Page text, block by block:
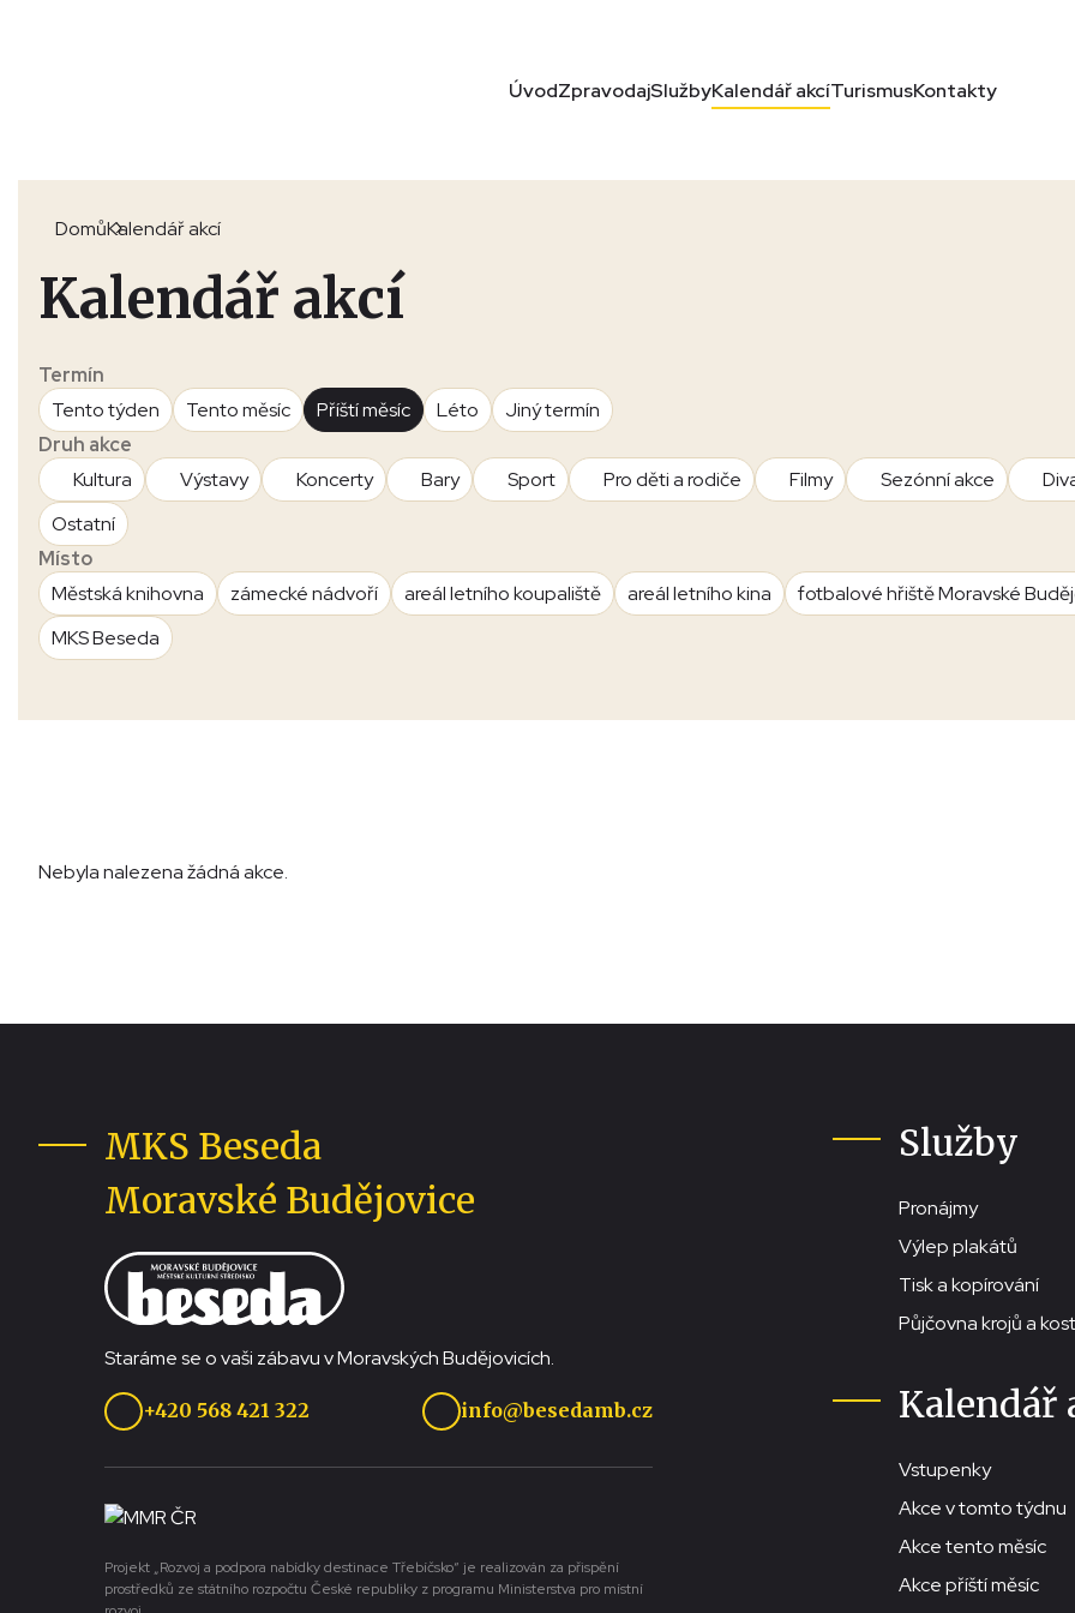
ÚvodZpravodajSlužbyKalendář akcíTurismusKontakty
DomůKalendář akcí
Kalendář akcí
Termín
Tento týden
Tento měsíc Příští měsíc Léto
Jiný termín
Druh akce
Kultura
Výstavy Koncerty Bary Sport Pro děti a rodiče Filmy Sezónní akce
Ostatní
Místo
Městská knihovna
zámecké nádvoří areál letního koupaliště areál letního kina
fotbalové hřiště Moravské
MKS Beseda
Nebyla nalezena žádná akce.
MKS Beseda
Moravské Budějovice
Staráme se o vaši zábavu v Moravských Budějovicích.
+420 568 421 322 info@besedamb.cz
Projekt „Rozvoj a podpora nabídky destinace Třebíčsko“ je realizován za přispění
prostředků ze státního rozpočtu České republiky z programu Ministerstva pro místní
Služby
Pronájmy
Výlep plakátů
Tisk a kopírování
Půjčovna krojů a
Kalendář
Vstupenky
Akce v tomto týdnu
Akce tento měsíc
Akce příští měsíc